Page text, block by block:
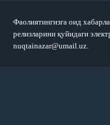
Фаолиятингизга оид
релизларини қуйидаги
nuqtainazar@umail.uz.